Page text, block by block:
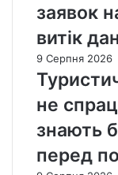
заявок
витік
9 Серпня 2026
не
знають
перед